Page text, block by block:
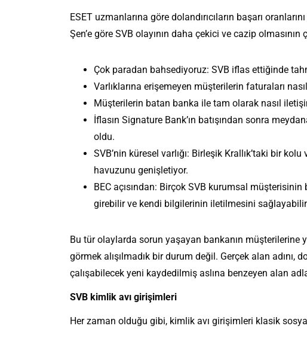
ESET uzmanlarına göre dolandırıcıların başarı
Şen’e göre SVB olayının daha çekici ve cazip
Çok paradan bahsediyoruz: SVB iflas ettiğinde
Varlıklarına erişemeyen müşterilerin faturaları
Müşterilerin batan banka ile tam olarak nasıl
İflasın Signature Bank’ın batışından sonra
oldu.
SVB’nin küresel varlığı: Birleşik Krallık’taki bir
havuzunu genişletiyor.
BEC açısından: Birçok SVB kurumsal
girebilir ve kendi bilgilerinin iletilmesini
Bu tür olaylarda sorun yaşayan bankanın
görmek alışılmadık bir durum değil. Gerçek alan adını,
çalışabilecek yeni kaydedilmiş aslına benzeyen alan
SVB kimlik avı girişimleri
Her zaman olduğu gibi, kimlik avı girişimleri klasik